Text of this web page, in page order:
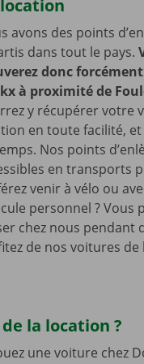
avons des points
dans tout le pays.
donc
à proximité de
y récupérer votre
en toute facilité,
Nos points
en transports
venir à vélo ou
personnel ? Vous
chez nous pendant
de nos voitures de
la location ?
une voiture chez